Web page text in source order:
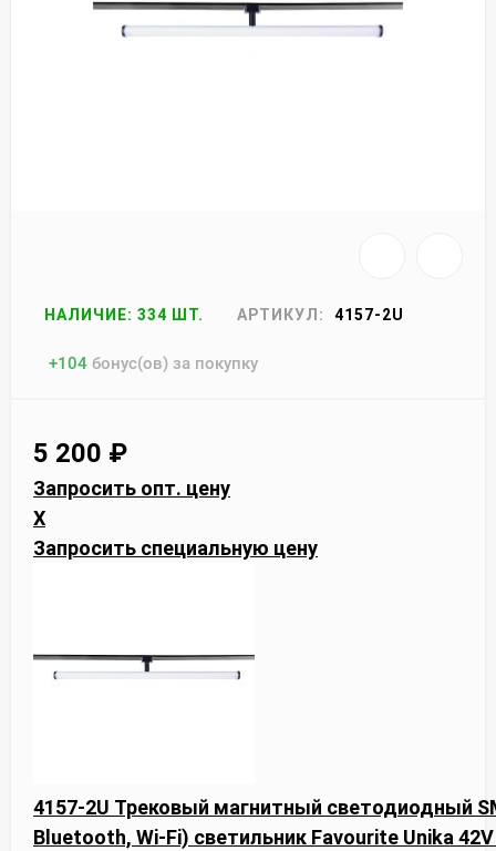
НАЛИЧИЕ: 334 ШТ. АРТИКУЛ: 4157-2U
+104 бонус(ов) за покупку
5 200 ₽
Запросить опт. цену
X
Запросить специальную цену
4157-2U Трековый магнитный светодиодный
Bluetooth, Wi-Fi) светильник Favourite Unika